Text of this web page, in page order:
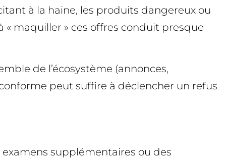
à la haine, les produits dangereux ou
maquiller » ces offres conduit presque
de l’écosystème (annonces,
peut suffire à déclencher un refus
supplémentaires ou des